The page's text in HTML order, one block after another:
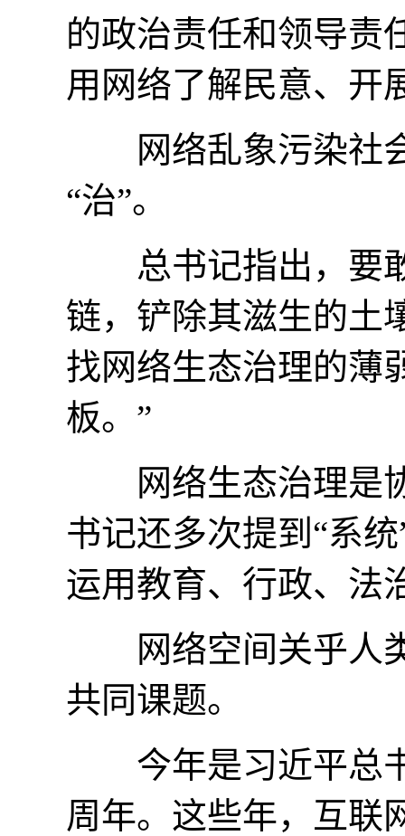
的政治责任和领导责
用网络了解民意、开
网络乱象污染社会
“治”。
总书记指出，要敢
链，铲除其滋生的土
找网络生态治理的薄
板。”
网络生态治理是协
书记还多次提到“系
运用教育、行政、法
网络空间关乎人类
共同课题。
今年是习近平总书
周年。这些年，互联